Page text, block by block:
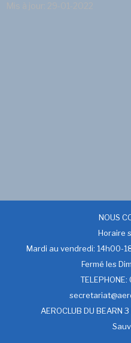
Mis à jour: 29-01-2022
NOUS
Horaire
Mardi au vendredi: 14h00-
Fermé les
AEROCLUB DU BEARN